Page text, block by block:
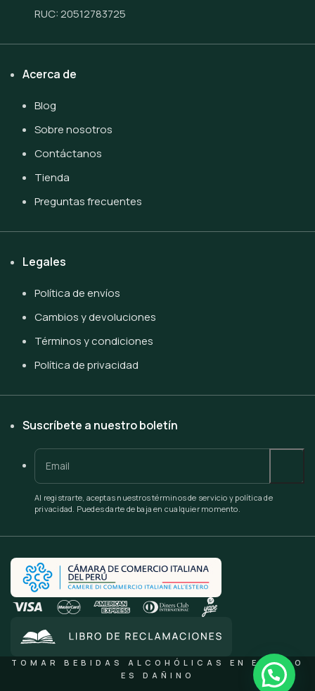
RUC: 20512783725
Acerca de
Blog
Sobre nosotros
Contáctanos
Tienda
Preguntas frecuentes
Legales
Política de envíos
Cambios y devoluciones
Términos y condiciones
Política de privacidad
Suscríbete a nuestro boletín
Al registrarte, aceptas nuestros términos de servicio y política de
privacidad. Puedes darte de baja en cualquier momento.
TOMAR BEBIDAS ALCOHÓLICAS EN EXCESO
ES DAÑINO